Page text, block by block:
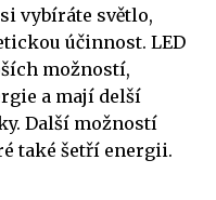
vybíráte světlo,
účinnost. LED
možností,
a mají delší
Další možností
také šetří energii.